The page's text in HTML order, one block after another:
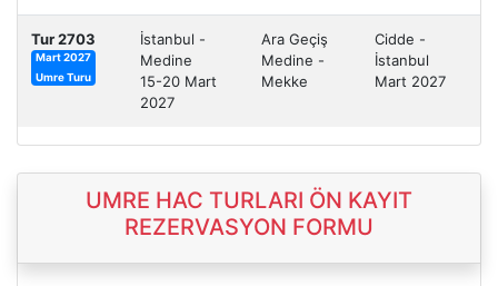
Tur 2703
Mart 2027
Umre Turu
İstanbul -
Medine
15-20 Mart
2027
Ara Geçiş
Medine -
Mekke
Cidde -
İstanbul
Mart 2027
UMRE HAC TURLARI ÖN KAYIT
REZERVASYON FORMU